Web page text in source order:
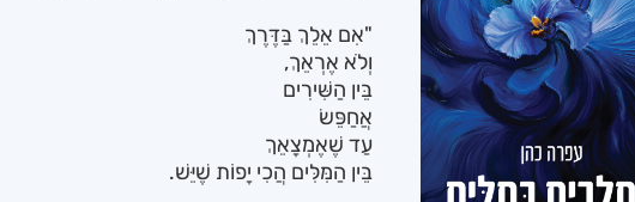
"אִם אֵלֵךְ בַּדֶּרֶךְ
וְלֹא אֶרְאֵךְ,
בֵּין הַשִּׁירִים
אֲחַפֵּשׂ
עַד שֶׁאֶמְצָאֵךְ
בֵּין הַמִּלִּים הֲכִי יָפוֹת שֶׁיֵּשׁ.